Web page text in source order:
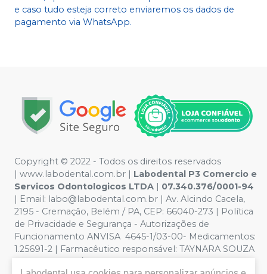
e caso tudo esteja correto enviaremos os dados de
pagamento via WhatsApp.
Copyright © 2022 - Todos os direitos reservados
| www.labodental.com.br | Labodental P3 Comercio e
Servicos Odontologicos LTDA | 07.340.376/0001-94
| Email: labo@labodental.com.br | Av. Alcindo Cacela,
2195 - Cremação, Belém / PA, CEP: 66040-273 | Política
de Privacidade e Segurança - Autorizações de
Funcionamento ANVISA 4645-1/03-00- Medicamentos:
1.25691-2 | Farmacêutico responsável: TAYNARA SOUZA
MIRANDA. CRF/PA nº 6965 |